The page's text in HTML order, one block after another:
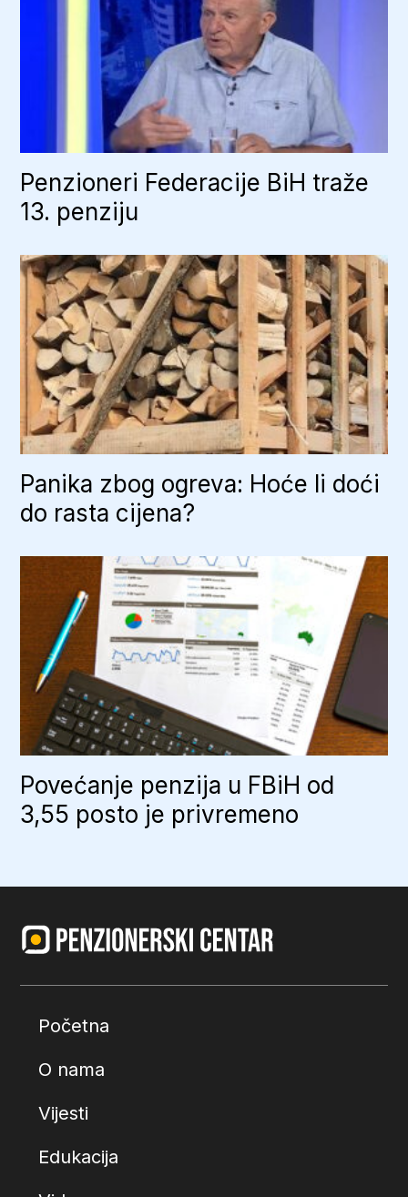
Penzioneri Federacije BiH traže
13. penziju
Panika zbog ogreva: Hoće li doći
do rasta cijena?
Povećanje penzija u FBiH od
3,55 posto je privremeno
Početna
O nama
Vijesti
Edukacija